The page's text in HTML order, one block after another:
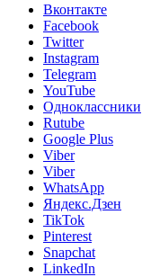
Вконтакте
Facebook
Twitter
Instagram
Telegram
YouTube
Одноклассники
Rutube
Google Plus
Viber
Viber
WhatsApp
Яндекс.Дзен
TikTok
Pinterest
Snapchat
LinkedIn